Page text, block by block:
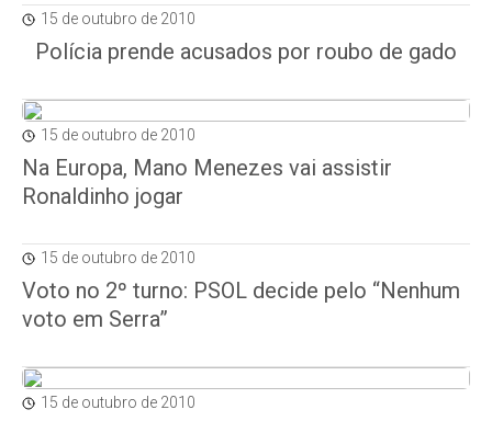
15 de outubro de 2010
Polícia prende acusados por roubo de gado
15 de outubro de 2010
Na Europa, Mano Menezes vai assistir
Ronaldinho jogar
15 de outubro de 2010
Voto no 2º turno: PSOL decide pelo “Nenhum
voto em Serra”
15 de outubro de 2010